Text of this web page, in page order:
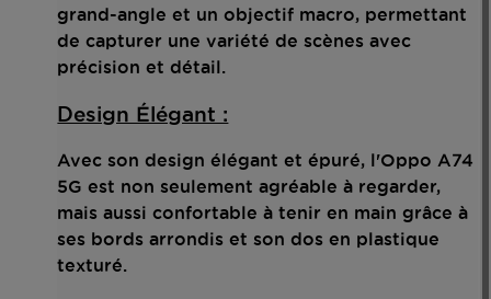
grand-angle et un objectif macro, permettant
de capturer une variété de scènes avec
précision et détail.
Design Élégant :
Avec son design élégant et épuré, l'Oppo A74
5G est non seulement agréable à regarder,
mais aussi confortable à tenir en main grâce à
ses bords arrondis et son dos en plastique
texturé.